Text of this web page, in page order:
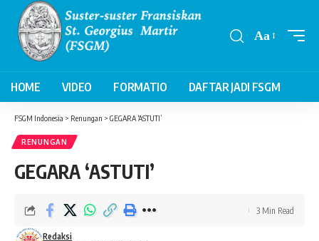
Font
Aa
HOME VIDEO FORMATIO DAFTAR JADI FSGM
FSGM Indonesia > Renungan > GEGARA ‘ASTUTI’
RENUNGAN
GEGARA ‘ASTUTI’
Redaksi
3 Min Read